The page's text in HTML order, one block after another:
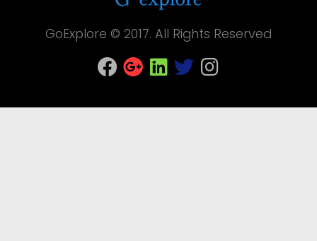
GoExplore © 2017. All Rights Reserved